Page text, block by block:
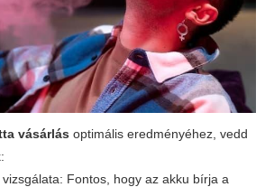
vásárlás optimális eredményéhez, vedd
Fontos, hogy az akku bírja a